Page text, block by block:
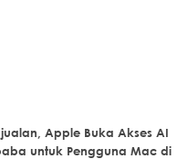
Apple Buka Akses AI
untuk Pengguna Mac di